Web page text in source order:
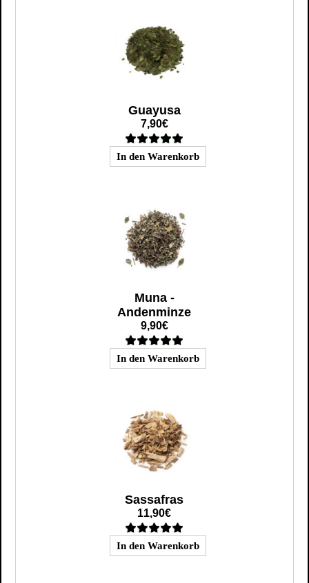
Guayusa
7,90€
Muna -
Andenminze
9,90€
Sassafras
11,90€